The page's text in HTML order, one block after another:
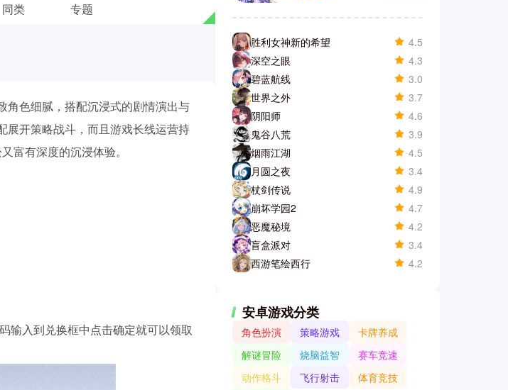
同类 专题
角色细腻，搭配沉浸式的剧情演出与
展开策略战斗，而且游戏长线运营持
富有深度的沉浸体验。
输入到兑换框中点击确定就可以领取
胜利女神新的希望
4.5
深空之眼
4.3
碧蓝航线
3.0
世界之外
3.7
阴阳师
4.6
鬼谷八荒
3.9
烟雨江湖
4.5
月圆之夜
3.4
杖剑传说
4.9
崩坏学园2
4.7
恶魔秘境
4.2
盲盒派对
3.4
西游笔绘西行
4.2
安卓游戏分类
角色扮演 策略游戏
卡牌养成
解谜冒险
烧脑益智
赛车竞速
动作格斗
飞行射击
体育竞技